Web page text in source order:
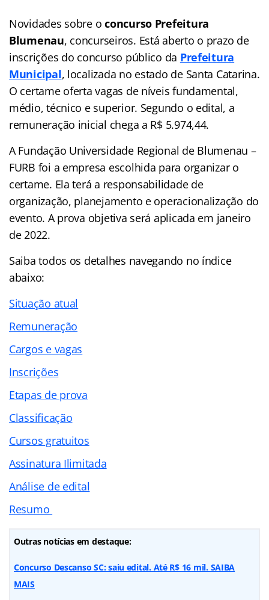
Novidades sobre oconcurso Prefeitura
Blumenau, concurseiros. Está aberto o prazo de
inscrições do concurso público da Prefeitura
Municipal, localizada no estado de Santa Catarina.
O certame oferta vagas de níveis fundamental,
médio, técnico e superior. Segundo o edital, a
remuneração inicial chega a R$ 5.974,44.
A Fundação Universidade Regional de Blumenau –
FURB foi a empresa escolhida para organizar o
certame. Ela terá a responsabilidade de
organização, planejamento e operacionalização do
evento. A prova objetiva será aplicada em janeiro
de 2022.
Saiba todos os detalhes navegando no índice
abaixo:
Situação atual
Remuneração
Cargos e vagas
Inscrições
Etapas de prova
Classificação
Cursos gratuitos
Assinatura Ilimitada
Análise de edital
Resumo
Outras notícias em destaque:
Concurso Descanso SC: saiu edital. Até R$ 16 mil. SAIBA
MAIS